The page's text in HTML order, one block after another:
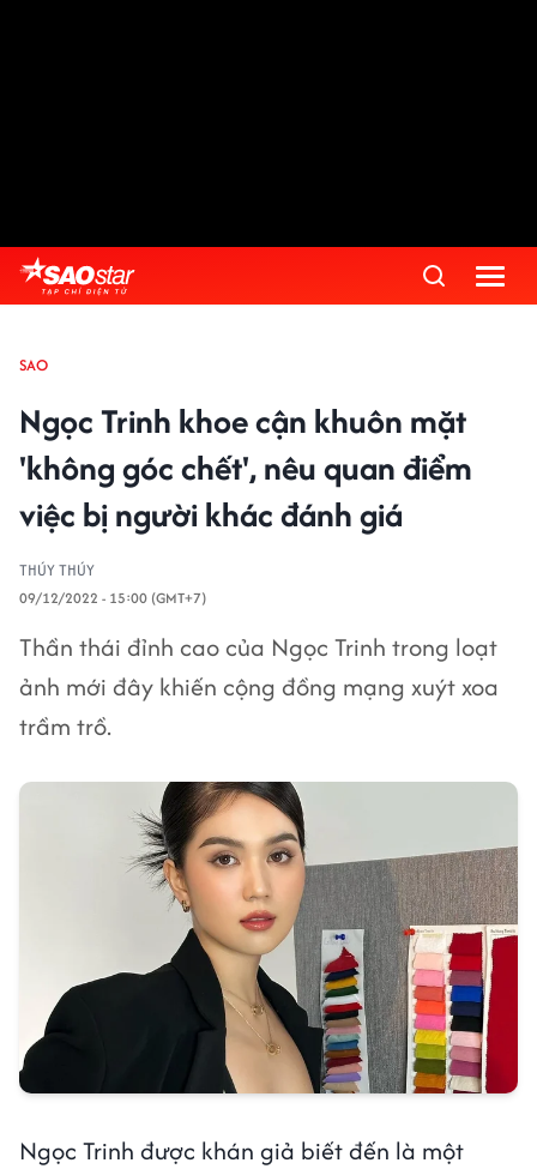
SAO
Ngọc Trinh khoe cận khuôn mặt
'không góc chết', nêu quan điểm
việc bị người khác đánh giá
THÚY THÚY
09/12/2022 - 15:00 (GMT+7)
Thần thái đỉnh cao của Ngọc Trinh trong loạt
ảnh mới đây khiến cộng đồng mạng xuýt xoa
trầm trồ.
Ngọc Trinh được khán giả biết đến là một